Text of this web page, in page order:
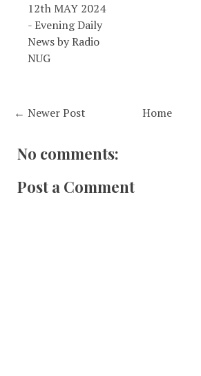
12th MAY 2024
- Evening Daily
News by Radio
NUG
← Newer Post Home
No comments:
Post a Comment